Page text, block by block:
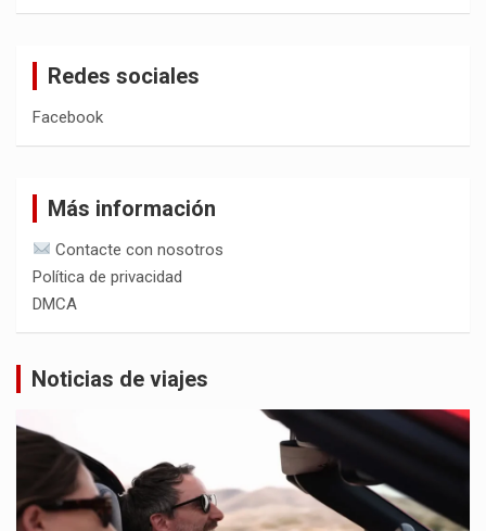
Redes sociales
Facebook
Más información
Contacte con nosotros
Política de privacidad
DMCA
Noticias de viajes